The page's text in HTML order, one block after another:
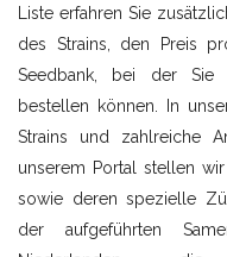
Liste erfahren Sie
des Strains, den Preis
Seedbank, bei der Sie
bestellen können. In
Strains und zahlreiche
unserem Portal stellen
sowie deren spezielle
der aufgeführten